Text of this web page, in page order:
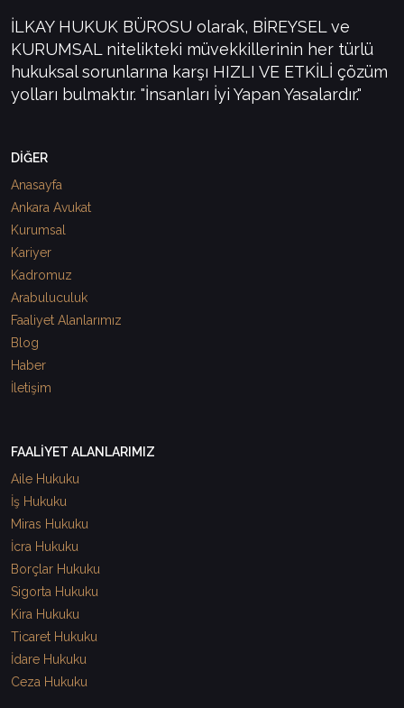
İLKAY HUKUK BÜROSU olarak, BİREYSEL ve
KURUMSAL nitelikteki müvekkillerinin her türlü
hukuksal sorunlarına karşı HIZLI VE ETKİLİ çözüm
yolları bulmaktır. "İnsanları İyi Yapan Yasalardır."
DİĞER
Anasayfa
Ankara Avukat
Kurumsal
Kariyer
Kadromuz
Arabuluculuk
Faaliyet Alanlarımız
Blog
Haber
İletişim
FAALİYET ALANLARIMIZ
Aile Hukuku
İş Hukuku
Miras Hukuku
İcra Hukuku
Borçlar Hukuku
Sigorta Hukuku
Kira Hukuku
Ticaret Hukuku
İdare Hukuku
Ceza Hukuku